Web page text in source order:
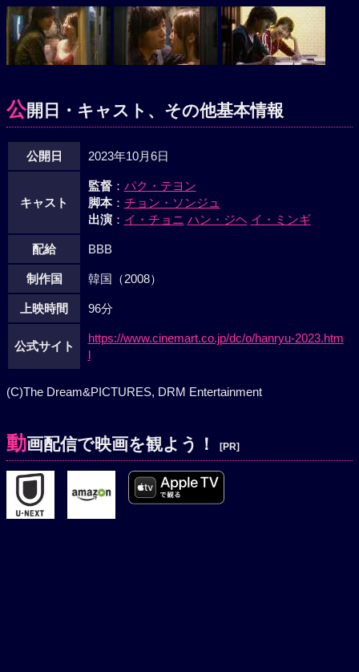
公開日・キャスト、その他基本情報
公開日 2023年10月6日
キャスト
監督： パク・テヨン
脚本： チョン・ソンジュ
出演： イ・チョニ ハン・ジヘ イ・ミンギ
配給 BBB
制作国 韓国（2008）
上映時間 96分
公式サイト
https://www.cinemart.co.jp/dc/o/hanryu-2023.htm
l
(C)The Dream&PICTURES, DRM Entertainment
動画配信で映画を観よう！ [PR]